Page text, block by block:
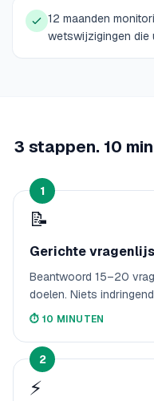
12 maanden
wetswijzigingen die
3 stappen. 10
1
📝
Gerichte
Beantwoord 15–20
doelen. Niets
⏱️ 10 MINUTEN
2
⚡